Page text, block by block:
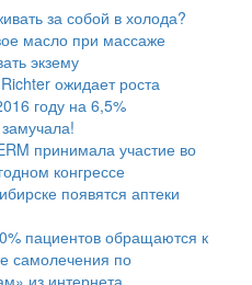
за собой в холода?
масло при массаже
экзему
ожидает роста
году на 6,5%
принимала участие во
конгрессе
появятся аптеки
пациентов обращаются к
самолечения по
из интернета